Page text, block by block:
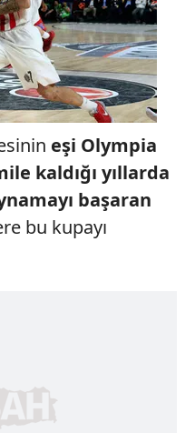
eşi Olympia
kaldığı yıllarda
başaran
bu kupayı